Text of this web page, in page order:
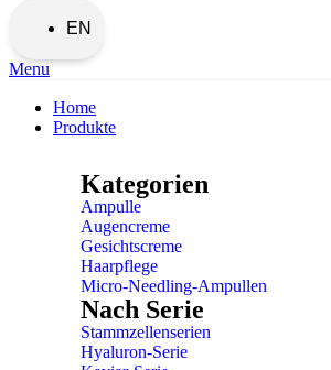
EN
Menu
Home
Produkte
Kategorien
Ampulle
Augencreme
Gesichtscreme
Haarpflege
Micro-Needling-Ampullen
Nach Serie
Stammzellenserien
Hyaluron-Serie